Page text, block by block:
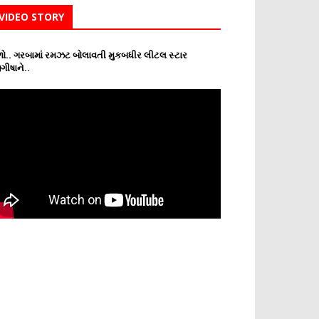
STORY
ગરબામાં રમઝટ બોલાવતી મુકબધીર લીટલ સ્ટાર